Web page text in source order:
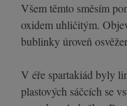
Všem těmto směsím
oxidem uhličitým.
bublinky úroveň
V éře spartakiád byly
plastových sáčcích se